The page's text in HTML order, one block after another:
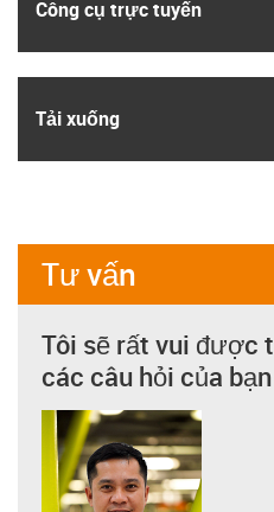
Công cụ trực tuyến
Tải xuống
Tư vấn
Tôi sẽ rất vui
các câu hỏi của bạn